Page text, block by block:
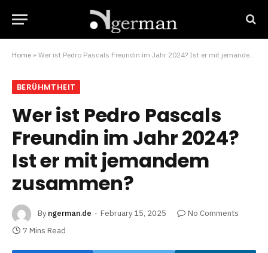
Home » Wer ist Pedro Pascals Freundin im Jahr 2024? Ist er mit jemandem zusammen?
BERÜHMTHEIT
Wer ist Pedro Pascals
Freundin im Jahr 2024?
Ist er mit jemandem
zusammen?
By ngerman.de February 15, 2025
No Comments
7 Mins Read